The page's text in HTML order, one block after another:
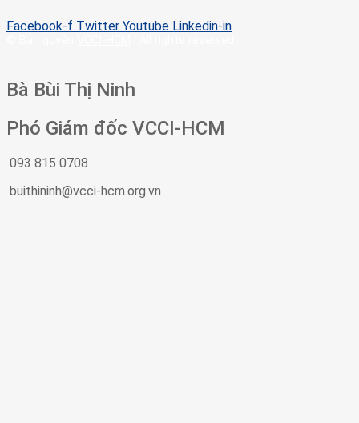
Facebook-f Twitter Youtube Linkedin-in
Bà Bùi Thị Ninh
Phó Giám đốc VCCI-HCM
093 815 0708
buithininh@vcci-hcm.org.vn